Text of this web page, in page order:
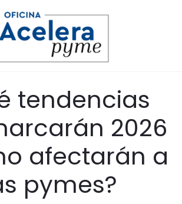
tendencias
2026
afectarán a
pymes?